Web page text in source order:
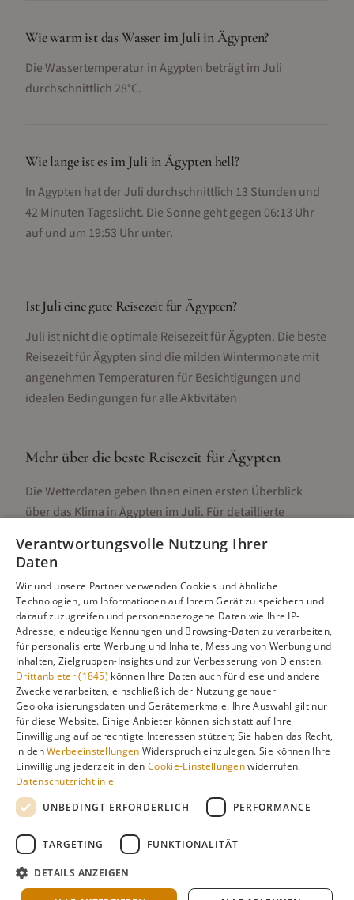
Wie warm ist das Wasser im Juli in Ägypten?
Die Wassertemperatur in Ägypten beträgt im Juli
durchschnittlich 28°C.
Wie lange ist es im Juli in Ägypten hell?
In Ägypten hat der Juli durchschnittlich 13 Stunden und
42 Minuten Tageslicht. Die Sonne geht gegen 06:13 Uhr
auf und um 19:53 Uhr unter.
Ist Juli eine gute Reisezeit für Ägypten?
Juli ist nicht die optimale Reisezeit für Ägypten. Die beste
Reisezeit für Ägypten sind die milden Wintermonate mit
angenehmen Temperaturen für Besichtigungen und
idealen Bedingungen für alle Aktivitäten
Mehr über die beste Reisezeit fürÄgypten
Die Wetterdaten geben Ihnen einen ersten Überblick
über das Klima inÄgypten im Juli. Für detaillierte
Unterschieden, Aktivitäten und Reisetipps besuchen Sie
Alle Infos zur besten Reisezeit Ägypten
Gefällt dir diese Seite? Teile sie auf Pinterest!
Auf Pinterest merken
uns
Recherche & redaktionelle Aufbereitung ·
Verantwortungsvolle Nutzung Ihrer
Daten
Wir und unsere Partner verwenden Cookies und ähnliche
Technologien, um Informationen auf Ihrem Gerät zu speichern und
darauf zuzugreifen und personenbezogene Daten wie Ihre IP-
Adresse, eindeutige Kennungen und Browsing-Daten zu verarbeiten,
für personalisierte Werbung und Inhalte, Messung von Werbung und
Inhalten, Zielgruppen-Insights und zur Verbesserung von Diensten.
Drittanbieter (1845) können Ihre Daten auch für diese und andere
Zwecke verarbeiten, einschließlich der Nutzung genauer
Geolokalisierungsdaten und Gerätemerkmale. Ihre Auswahl gilt nur
für diese Website. Einige Anbieter können sich statt auf Ihre
Einwilligung auf berechtigte Interessen stützen; Sie haben das Recht,
in denWerbeeinstellungen Widerspruch einzulegen. Sie können Ihre
Einwilligung jederzeit in denCookie-Einstellungenwiderrufen.
Datenschutzrichtlinie
UNBEDINGT ERFORDERLICH
PERFORMANCE
TARGETING FUNKTIONALITÄT
DETAILS ANZEIGEN